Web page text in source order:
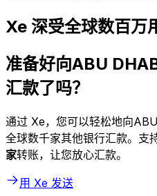
Xe 深受全球数百万
准备好向ABU
汇款了吗？
通过 Xe，您可以轻松地向
全球数千家其他银行汇款。支
家转账，让您放心汇款。
用 Xe 发送